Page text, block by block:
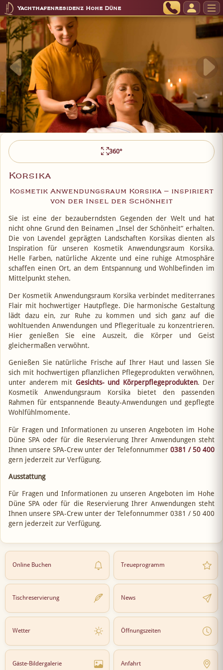
Yachthafenresidenz Hohe Düne
360°
Korsika
Kosmetik Anwendungsraum Korsika – inspiriert
von der Insel der Schönheit
Sie ist eine der bezauberndsten Gegenden der Welt und hat
nicht ohne Grund den Beinamen „Insel der Schönheit“ erhalten.
Die von Lavendel geprägten Landschaften Korsikas dienten als
Inspiration für unseren Kosmetik Anwendungsraum Korsika.
Helle Farben, natürliche Akzente und eine ruhige Atmosphäre
schaffen einen Ort, an dem Entspannung und Wohlbefinden im
Mittelpunkt stehen.
Der Kosmetik Anwendungsraum Korsika verbindet mediterranes
Flair mit hochwertiger Hautpflege. Die harmonische Gestaltung
lädt dazu ein, zur Ruhe zu kommen und sich ganz auf die
wohltuenden Anwendungen und Pflegerituale zu konzentrieren.
Hier genießen Sie eine Auszeit, die Körper und Geist
gleichermaßen verwöhnt.
Genießen Sie natürliche Frische auf Ihrer Haut und lassen Sie
sich mit hochwertigen pflanzlichen Pflegeprodukten verwöhnen,
unter anderem mit Gesichts- und Körperpflegeprodukten. Der
Kosmetik Anwendungsraum Korsika bietet den passenden
Rahmen für entspannende Beauty-Anwendungen und gepflegte
Wohlfühlmomente.
Für Fragen und Informationen zu unseren Angeboten im Hohe
Düne SPA oder für die Reservierung Ihrer Anwendungen steht
Ihnen unsere SPA-Crew unter der Telefonnummer 0381 / 50 400
gern jederzeit zur Verfügung.
Ausstattung
Für Fragen und Informationen zu unseren Angeboten im Hohe
Düne SPA oder für die Reservierung Ihrer Anwendungen steht
Ihnen unsere SPA-Crew unter der Telefonnummer 0381 / 50 400
gern jederzeit zur Verfügung.
Online Buchen Treueprogramm
Tischreservierung News
Wetter Öffnungszeiten
Gäste-Bildergalerie Anfahrt